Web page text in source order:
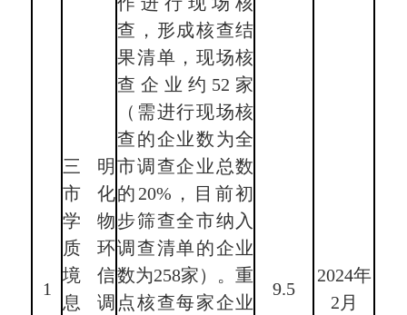
1
三明
市化
学物
质环
境信
息调
查，形成核查结
果清单，现场核
查企业约52家
（需进行现场核
查的企业数为全
市调查企业总数
的20%，目前初
步筛查全市纳入
调查清单的企业
数为258家）。重
点核查每家企业
9.5
2024年
2月